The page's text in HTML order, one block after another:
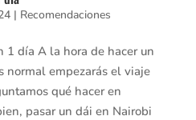
| Recomendaciones
1 día A la hora de hacer un
normal empezarás el viaje
qué hacer en
pasar un dái en Nairobi